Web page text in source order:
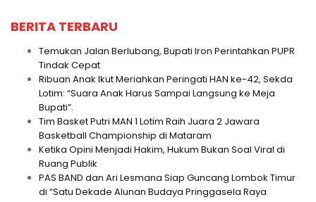
BERITA TERBARU
Temukan Jalan Berlubang, Bupati Iron Perintahkan PUPR
Tindak Cepat
Ribuan Anak Ikut Meriahkan Peringati HAN ke-42, Sekda
Lotim: “Suara Anak Harus Sampai Langsung ke Meja
Bupati”.
Tim Basket Putri MAN 1 Lotim Raih Juara 2 Jawara
Basketball Championship di Mataram
Ketika Opini Menjadi Hakim, Hukum Bukan Soal Viral di
Ruang Publik
PAS BAND dan Ari Lesmana Siap Guncang Lombok Timur
di “Satu Dekade Alunan Budaya Pringgasela Raya